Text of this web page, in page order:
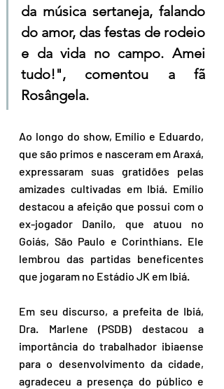
da música sertaneja, falando
do amor, das festas de rodeio
e da vida no campo. Amei
tudo!", comentou a fã
Rosângela.
Ao longo do show, Emílio e Eduardo,
que são primos e nasceram em Araxá,
expressaram suas gratidões pelas
amizades cultivadas em Ibiá. Emílio
destacou a afeição que possui com o
ex-jogador Danilo, que atuou no
Goiás, São Paulo e Corinthians. Ele
lembrou das partidas beneficentes
que jogaram no Estádio JK em Ibiá.
Em seu discurso, a prefeita de Ibiá,
Dra. Marlene (PSDB) destacou a
importância do trabalhador ibiaense
para o desenvolvimento da cidade,
agradeceu a presença do público e